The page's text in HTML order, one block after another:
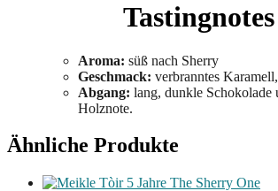
Tastingnotes
Aroma: süß nach Sherry
Geschmack: verbranntes
Abgang: lang, dunkle Schokolade
Holznote.
Ähnliche Produkte